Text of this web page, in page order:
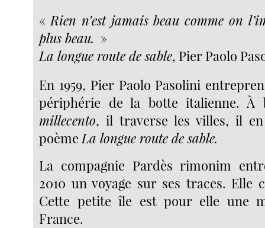
« Rien n’est jamais beau comme on
plus beau. »
La longue route de sable, Pier Paolo
En 1959, Pier Paolo Pasolini
périphérie de la botte italienne.
millecento, il traverse les villes, il
poèmeLa longue route de sable.
La compagnie Pardès rimonim
2010 un voyage sur ses traces. Elle
Cette petite île est pour elle une
France.